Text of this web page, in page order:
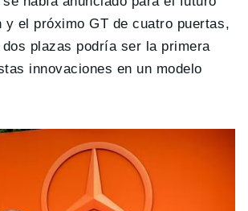
y el próximo GT de cuatro puertas,
plazas podría ser la primera
innovaciones en un modelo